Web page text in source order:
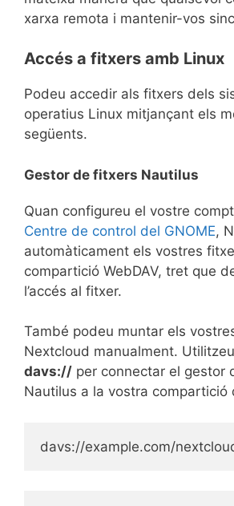
xarxa remota i mantenir-vos
Accés a fitxers amb Linux
Podeu accedir als fitxers dels
operatius Linux mitjançant els
següents.
Gestor de fitxers Nautilus
Quan configureu el vostre
Centre de control del GNOME,
automàticament els vostres
compartició WebDAV, tret que
l’accés al fitxer.
També podeu muntar els
Nextcloud manualment.
davs:// per connectar el gestor
Nautilus a la vostra compartició
davs://example.com/